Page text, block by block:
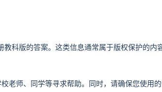
教科版的答案。这类信息通常属于版权保护的内
老师、同学等寻求帮助。同时，请确保您使用